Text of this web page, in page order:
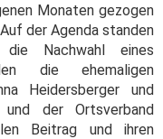
Monaten gezogen
der Agenda standen
Nachwahl eines
die ehemaligen
Heidersberger und
der Ortsverband
Beitrag und ihren